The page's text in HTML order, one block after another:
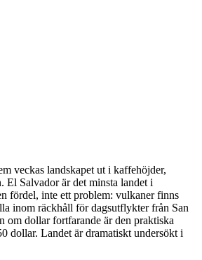
veckas landskapet ut i kaffehöjder,
El Salvador är det minsta landet i
fördel, inte ett problem: vulkaner finns
inom räckhåll för dagsutflykter från San
om dollar fortfarande är den praktiska
dollar. Landet är dramatiskt undersökt i